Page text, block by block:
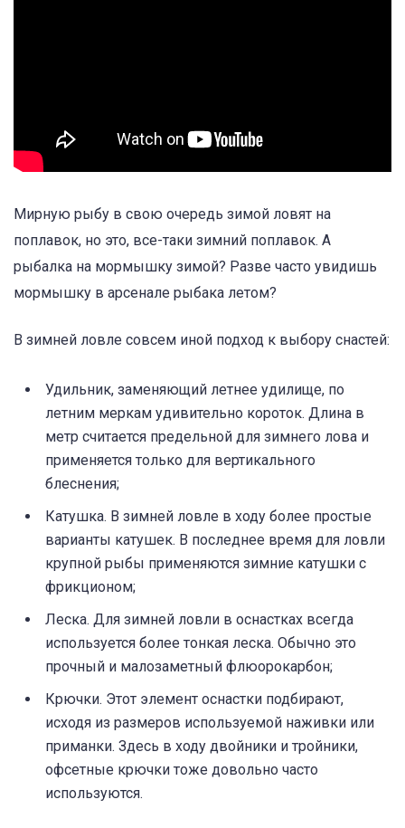
Мирную рыбу в свою очередь зимой ловят на
поплавок, но это, все-таки зимний поплавок. А
рыбалка на мормышку зимой? Разве часто увидишь
мормышку в арсенале рыбака летом?
В зимней ловле совсем иной подход к выбору снастей:
Удильник, заменяющий летнее удилище, по
летним меркам удивительно короток. Длина в
метр считается предельной для зимнего лова и
применяется только для вертикального
блеснения;
Катушка. В зимней ловле в ходу более простые
варианты катушек. В последнее время для ловли
крупной рыбы применяются зимние катушки с
фрикционом;
Леска. Для зимней ловли в оснастках всегда
используется более тонкая леска. Обычно это
прочный и малозаметный флюорокарбон;
Крючки. Этот элемент оснастки подбирают,
исходя из размеров используемой наживки или
приманки. Здесь в ходу двойники и тройники,
офсетные крючки тоже довольно часто
используются.